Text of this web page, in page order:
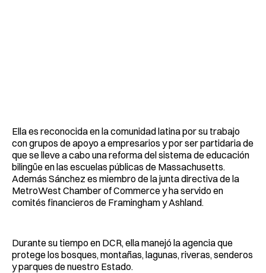
Ella es reconocida en la comunidad latina por su trabajo
con grupos de apoyo a empresarios y por ser partidaria de
que se lleve a cabo una reforma del sistema de educación
bilingüe en las escuelas públicas de Massachusetts.
Además Sánchez es miembro de la junta directiva de la
MetroWest Chamber of Commerce y ha servido en
comités financieros de Framingham y Ashland.
Durante su tiempo en DCR, ella manejó la agencia que
protege los bosques, montañas, lagunas, riveras, senderos
y parques de nuestro Estado.